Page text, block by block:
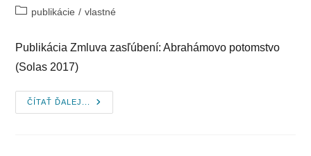
author:
published:
Postpublikácie / vlastné
Publikácia Zmluva zasľúbení: Abrahámovo potomstvo
(Solas 2017)
ČÍTAŤ ĎALEJ...
Zmluva
Zasľúbení: